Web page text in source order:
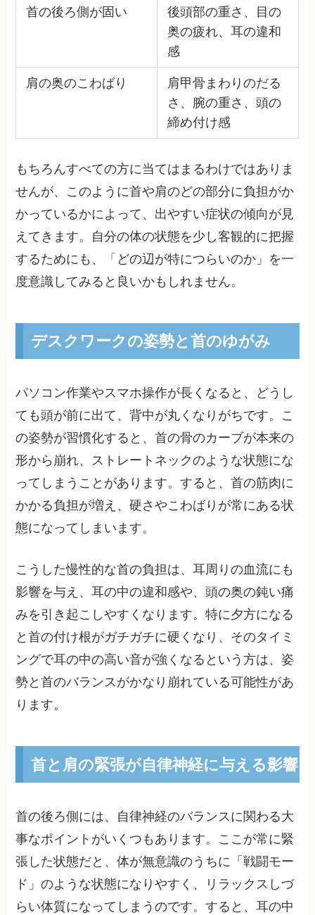
首の後ろ側が固い
後頭部の重さ、目の
奥の疲れ、耳の違和
感
肩の奥のこわばり
肩甲骨まわりのだる
さ、腕の重さ、頭の
締め付け感
もちろんすべての方に当てはまるわけではありま
せんが、このように首や肩のどの部分に負担がか
かっているかによって、出やすい症状の傾向が見
えてきます。自分の体の状態を少し客観的に把握
するためにも、「どの辺が特につらいのか」を一
度意識してみると良いかもしれません。
デスクワークの姿勢と首のゆがみ
パソコン作業やスマホ操作が長くなると、どうし
ても頭が前に出て、背中が丸くなりがちです。こ
の姿勢が習慣化すると、首の骨のカーブが本来の
形から崩れ、ストレートネックのような状態にな
ってしまうことがあります。すると、首の筋肉に
かかる負担が増え、硬さやこわばりが常にある状
態になってしまいます。
こうした慢性的な首の負担は、耳周りの血流にも
影響を与え、耳の中の違和感や、頭の奥の鈍い痛
みを引き起こしやすくなります。特に夕方になる
と首の付け根がガチガチに硬くなり、そのタイミ
ングで耳の中の高い音が強くなるという方は、姿
勢と首のバランスがかなり崩れている可能性があ
ります。
首と肩の緊張が自律神経に与える影響
首の後ろ側には、自律神経のバランスに関わる大
事なポイントがいくつもあります。ここが常に緊
張した状態だと、体が無意識のうちに「戦闘モー
ド」のような状態になりやすく、リラックスしづ
らい体質になってしまうのです。すると、耳の中